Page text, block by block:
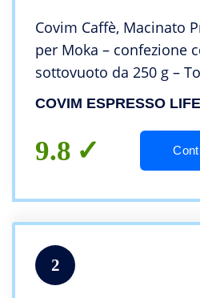
Covim Caffè, Macinato
per Moka – confezione
sottovuoto da 250 g –
COVIM ESPRESSO LIFE
9.8
2